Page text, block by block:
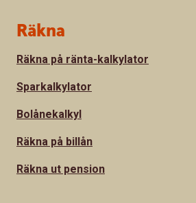
Sidfot
Räkna
Räkna på ränta-kalkylator
Sparkalkylator
Bolånekalkyl
Räkna på billån
Räkna ut pension